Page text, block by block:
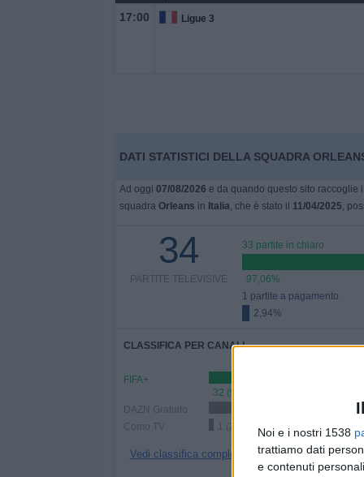
Noi e i nostri 1538
trattiamo dati
e contenuti
17:00 Ligue 3
DATI STATISTICI DELLA SQUADRA
Ad oggi 07/08/2026 e da quando questo sito raccoglie
squadra Orleans in Italia, che è stato il 11/04/2025,
34
PARTITE TELEVISIVE
33 partite in chiaro
97,06%
1 partite a pagamento
2,94%
CLASSIFICA PER CANALI
FIFA+
32 (94,12%)
DAZN Gratuito
Como TV
1 (2,94%)
Vedi classifica completa